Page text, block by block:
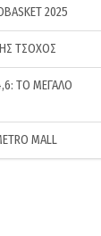
2025
ΤΣΟΧΟΣ
ΤΟ ΜΕΓΑΛΟ
MALL